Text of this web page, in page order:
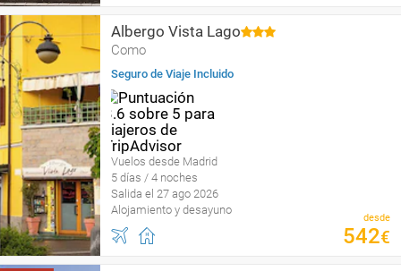
Albergo Vista Lago
Como
Seguro de Viaje Incluido
Vuelos desde Madrid
5 días / 4 noches
Salida el 27 ago 2026
Alojamiento y desayuno
desde
542€